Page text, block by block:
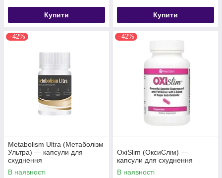
Купити Купити
–42%
Metabolism Ultra (Метаболізм
Ультра) — капсули для
схуднення
В наявності
–42%
OxiSlim (ОксиСлім) —
капсули для схуднення
В наявності